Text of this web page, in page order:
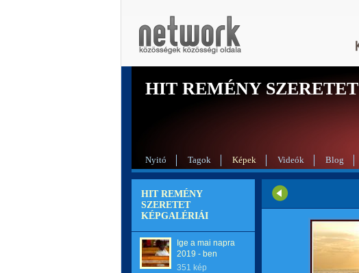
HIT REMÉNY SZERETET
Nyitó Tagok Képek Videók Blog
HIT REMÉNY
SZERETET
KÉPGALÉRIÁI
Ige a mai napra
2019 - ben
351 kép